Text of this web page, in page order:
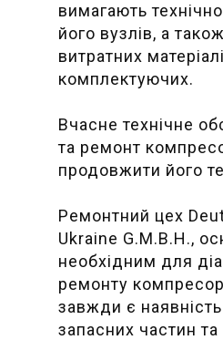
вимагають
його вузлів, а
витратних
комплектуючих.
Вчасне технічне
та ремонт
продовжити його
Ремонтний цех
Ukraine G.M.B.H.,
необхідним для
ремонту
завжди є
запасних частин та